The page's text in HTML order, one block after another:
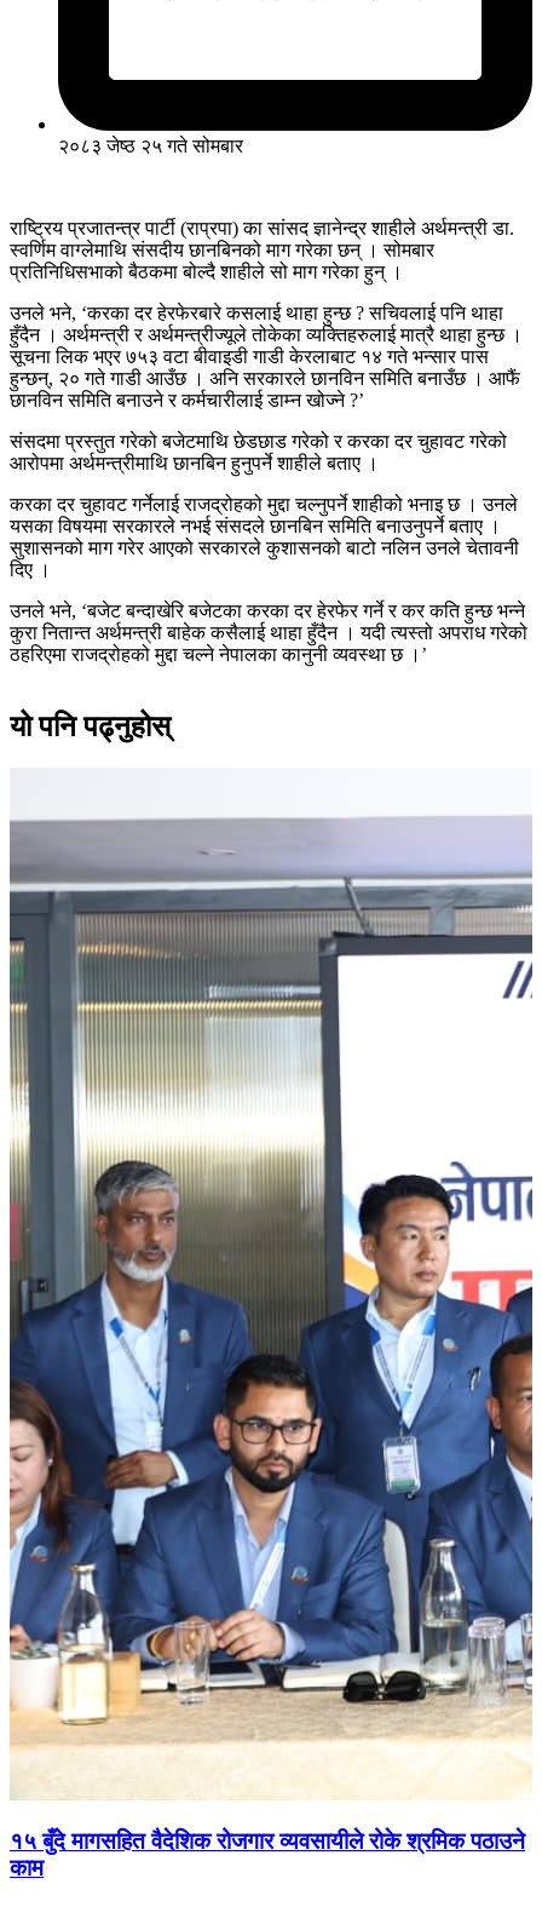
२०८३ जेष्ठ २५ गते सोमबार
राष्ट्रिय प्रजातन्त्र पार्टी (राप्रपा) का सांसद ज्ञानेन्द्र शाहीले अर्थमन्त्री डा.
स्वर्णिम वाग्लेमाथि संसदीय छानबिनको माग गरेका छन् । सोमबार
प्रतिनिधिसभाको बैठकमा बोल्दै शाहीले सो माग गरेका हुन् ।
उनले भने, ‘करका दर हेरफेरबारे कसलाई थाहा हुन्छ ? सचिवलाई पनि थाहा
हुँदैन । अर्थमन्त्री र अर्थमन्त्रीज्यूले तोकेका व्यक्तिहरुलाई मात्रै थाहा हुन्छ ।
सूचना लिक भएर ७५३ वटा बीवाइडी गाडी केरलाबाट १४ गते भन्सार पास
हुन्छन्, २० गते गाडी आउँछ । अनि सरकारले छानविन समिति बनाउँछ । आफैं
छानविन समिति बनाउने र कर्मचारीलाई डाम्न खोज्ने ?’
संसदमा प्रस्तुत गरेको बजेटमाथि छेडछाड गरेको र करका दर चुहावट गरेको
आरोपमा अर्थमन्त्रीमाथि छानबिन हुनुपर्ने शाहीले बताए ।
करका दर चुहावट गर्नेलाई राजद्रोहको मुद्दा चल्नुपर्ने शाहीको भनाइ छ । उनले
यसका विषयमा सरकारले नभई संसदले छानबिन समिति बनाउनुपर्ने बताए ।
सुशासनको माग गरेर आएको सरकारले कुशासनको बाटो नलिन उनले चेतावनी
दिए ।
उनले भने, ‘बजेट बन्दाखेरि बजेटका करका दर हेरफेर गर्ने र कर कति हुन्छ भन्ने
कुरा नितान्त अर्थमन्त्री बाहेक कसैलाई थाहा हुँदैन । यदी त्यस्तो अपराध गरेको
ठहरिएमा राजद्रोहको मुद्दा चल्ने नेपालका कानुनी व्यवस्था छ ।’
यो पनि पढ्नुहोस्
१५ बुँदे मागसहित वैदेशिक रोजगार व्यवसायीले रोके श्रमिक पठाउने
काम